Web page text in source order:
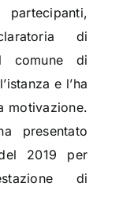
di
comune di
e l’ha
motivazione.
presentato
2019 per
di